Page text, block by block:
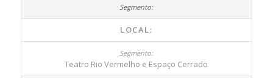
LOCAL:
Teatro Rio Vermelho e Espaço Cerrado